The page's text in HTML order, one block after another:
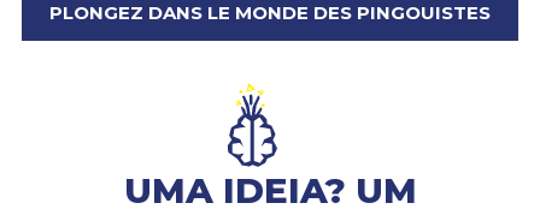
PLONGEZ DANS LE MONDE DES PINGOUISTES
UMA IDEIA? UM